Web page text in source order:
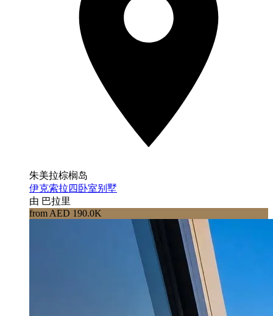
朱美拉棕榈岛
伊克索拉四卧室别墅
由 巴拉里
from AED 190.0K